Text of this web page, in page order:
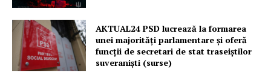
AKTUAL24 PSD lucrează la formarea
unei majorităţi parlamentare și oferă
funcții de secretari de stat traseiștilor
suveraniști (surse)